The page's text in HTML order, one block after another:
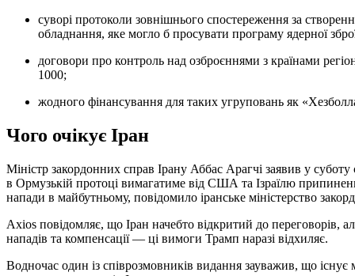
суворі протоколи зовнішнього спостереження за створенням та використанням центрифуг та пов’язаного з ними
обладнання, яке могло б просувати програму ядерної
договори про контроль над озброєннями з країнами регіону, що включають обмеження кількості ракет не вище
1000;
жодного фінансування для таких угруповань як
Чого очікує Іран
Міністр закордонних справ Ірану Аббас Арагчі заявив у суботу
в Ормузькій протоці вимагатиме від США та Ізраїлю
напади в майбутньому, повідомило іранське міністерство
Axios повідомляє, що Іран начебто відкритий до переговорів,
нападів та компенсації — ці вимоги Трамп наразі відхиляє.
Водночас один із співрозмовників видання зауважив, що